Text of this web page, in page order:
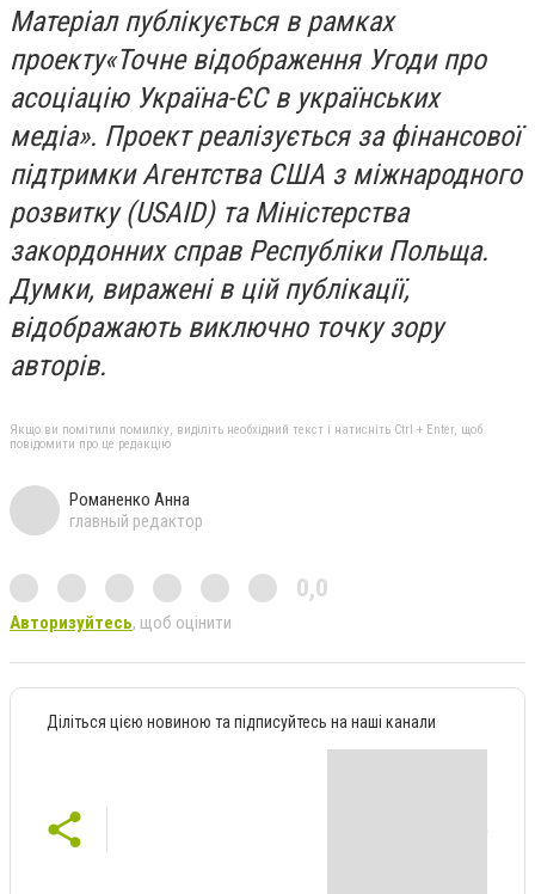
Матеріал публікується в рамках
проекту«Точне відображення Угоди про
асоціацію Україна-ЄС в українських
медіа». Проект реалізується за фінансової
підтримки Агентства США з міжнародного
розвитку (USAID) та Міністерства
закордонних справ Республіки Польща.
Думки, виражені в цій публікації,
відображають виключно точку зору
авторів.
Якщо ви помітили помилку, виділіть необхідний текст і натисніть Ctrl + Enter, щоб
повідомити про це редакцію
Романенко Анна
главный редактор
0,0
Авторизуйтесь, щоб оцінити
Діліться цією новиною та підписуйтесь на наші канали